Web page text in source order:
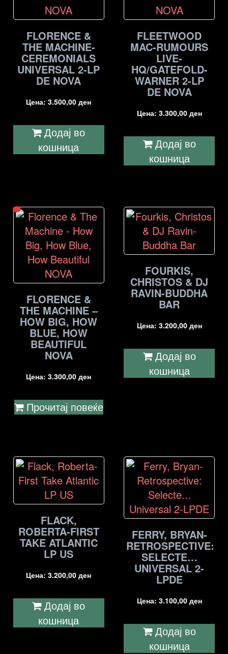
FLORENCE &
THE MACHINE-
CEREMONIALS
UNIVERSAL 2-LP
DE NOVA
Цена:3.500,00ден
Додај во
кошница
FLEETWOOD
MAC-RUMOURS
LIVE-
HQ/GATEFOLD-
WARNER 2-LP
DE NOVA
Цена: 3.300,00 ден
Додај во
кошница
FLORENCE &
THE MACHINE –
HOW BIG, HOW
BLUE, HOW
BEAUTIFUL
NOVA
Цена:3.300,00ден
Прочитај повеќе
FOURKIS,
CHRISTOS & DJ
RAVIN-BUDDHA
BAR
Цена: 3.200,00 ден
Додај во
кошница
FLACK,
ROBERTA-FIRST
TAKE ATLANTIC
LP US
Цена:3.200,00ден
Додај во
кошница
FERRY, BRYAN-
RETROSPECTIVE:
SELECTE…
UNIVERSAL 2-
LPDE
Цена: 3.100,00 ден
Додај во
кошница